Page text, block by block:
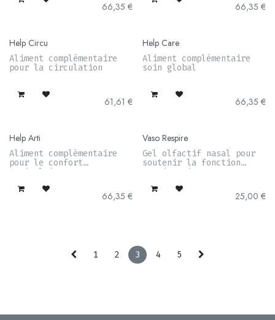
66,35 € 66,35 €
Help Circu
Aliment complémentaire
pour la circulation
61,61 €
Help Care
Aliment complémentaire
soin global
66,35 €
Help Arti
Aliment complémentaire
pour le confort
articulaire
66,35 €
Vaso Respire
Gel olfactif nasal pour
soutenir la fonction
respiratoire
25,00 €
1 2 3 4 5